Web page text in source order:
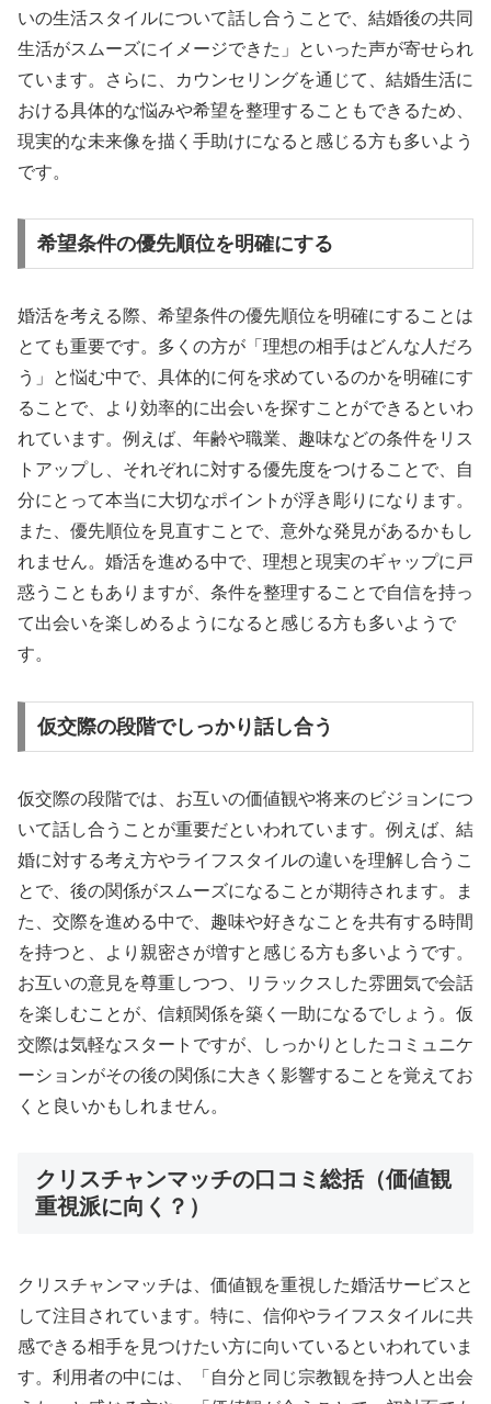
いの生活スタイルについて話し合うことで、結婚後の共同
生活がスムーズにイメージできた」といった声が寄せられ
ています。さらに、カウンセリングを通じて、結婚生活に
おける具体的な悩みや希望を整理することもできるため、
現実的な未来像を描く手助けになると感じる方も多いよう
です。
希望条件の優先順位を明確にする
婚活を考える際、希望条件の優先順位を明確にすることは
とても重要です。多くの方が「理想の相手はどんな人だろ
う」と悩む中で、具体的に何を求めているのかを明確にす
ることで、より効率的に出会いを探すことができるといわ
れています。例えば、年齢や職業、趣味などの条件をリス
トアップし、それぞれに対する優先度をつけることで、自
分にとって本当に大切なポイントが浮き彫りになります。
また、優先順位を見直すことで、意外な発見があるかもし
れません。婚活を進める中で、理想と現実のギャップに戸
惑うこともありますが、条件を整理することで自信を持っ
て出会いを楽しめるようになると感じる方も多いようで
す。
仮交際の段階でしっかり話し合う
仮交際の段階では、お互いの価値観や将来のビジョンにつ
いて話し合うことが重要だといわれています。例えば、結
婚に対する考え方やライフスタイルの違いを理解し合うこ
とで、後の関係がスムーズになることが期待されます。ま
た、交際を進める中で、趣味や好きなことを共有する時間
を持つと、より親密さが増すと感じる方も多いようです。
お互いの意見を尊重しつつ、リラックスした雰囲気で会話
を楽しむことが、信頼関係を築く一助になるでしょう。仮
交際は気軽なスタートですが、しっかりとしたコミュニケ
ーションがその後の関係に大きく影響することを覚えてお
くと良いかもしれません。
クリスチャンマッチの口コミ総括（価値観
重視派に向く？）
クリスチャンマッチは、価値観を重視した婚活サービスと
して注目されています。特に、信仰やライフスタイルに共
感できる相手を見つけたい方に向いているといわれていま
す。利用者の中には、「自分と同じ宗教観を持つ人と出会